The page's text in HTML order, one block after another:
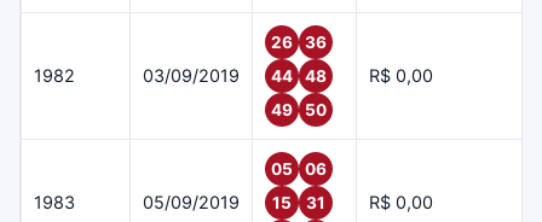
1982 03/09/2019
26
36
44
48
49
50
R$ 0,00
1983 05/09/2019
05
06
15
31
R$ 0,00